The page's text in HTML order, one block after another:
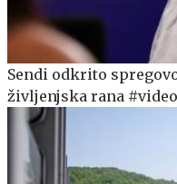
Sendi odkrito
življenjska rana #video